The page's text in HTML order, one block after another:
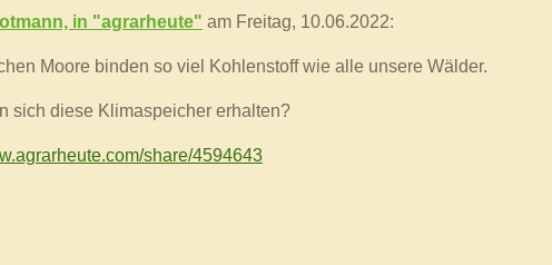
in "agrarheute" am Freitag, 10.06.2022:
Moore binden so viel Kohlenstoff wie alle unsere Wälder.
sich diese Klimaspeicher erhalten?
share/4594643